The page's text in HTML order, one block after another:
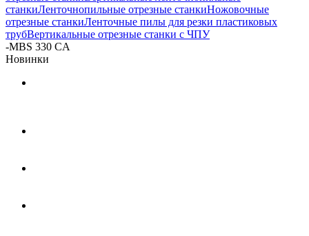
станкиЛенточнопильные отрезные станкиНожовочные
отрезные станкиЛенточные пилы для резки пластиковых
трубВертикальные отрезные станки с ЧПУ
-MBS 330 CА
Новинки